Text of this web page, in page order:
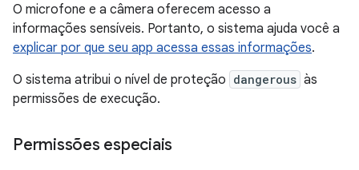
O microfone e a câmera oferecem acesso a
informações sensíveis. Portanto, o sistema ajuda você a
explicar por que seu app acessa essas informações.
O sistema atribui o nível de proteção dangerous às
permissões de execução.
Permissões especiais